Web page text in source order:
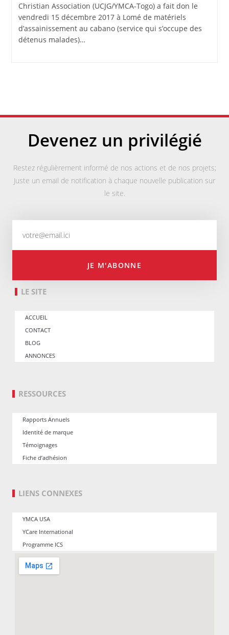
Christian Association (UCJG/YMCA-Togo) a fait don le
vendredi 15 décembre 2017 à Lomé de matériels
d’assainissement au cabano (service qui s’occupe des
détenus malades)…
Devenez un privilégié
Restez régulièrement informé de nos actions et de nos projets;
Juste un email de notification à chaque nouvelle publication sur
le site.
JE M'ABONNE
LE SITE
ACCUEIL
CONTACT
BLOG
ANNONCES
RESSOURCES
Rapports Annuels
Identité de marque
Témoignages
Fiche d’adhésion
LIENS CONNEXES
YMCA USA
YCare International
Programme ICS